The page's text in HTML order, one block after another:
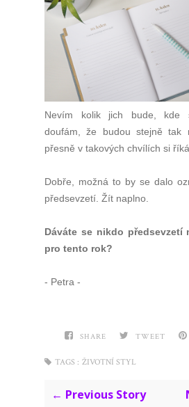
Nevím kolik jich bude, kde
doufám, že budou stejně tak
přesně v takových chvílích si
Dobře, možná to by se dalo
předsevzetí. Žít naplno.
Dáváte se nikdo předsevzetí
pro tento rok?
- Petra -
SHARE TWEET
TAGS : ŽIVOTNÍ STYL
← Previous Story